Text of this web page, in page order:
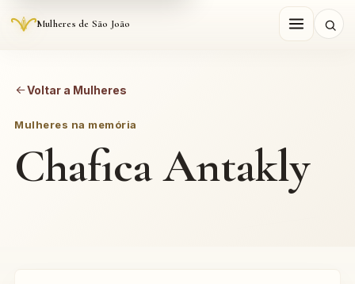
Mulheres de São João
Voltar a Mulheres
Mulheres na memória
Chafica Antakly